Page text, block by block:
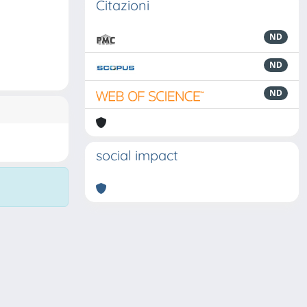
Citazioni
ND
ND
ND
social impact